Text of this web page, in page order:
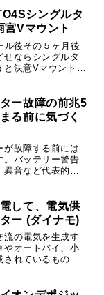
ていたミニカー...
シングルタ
宮Vマウント
ル後その５ヶ月後
せならシングルタ
決意Vマウントで
にあたって、シン
に前置きイン...
ー故障の前兆5
る前に気づく
が故障する前には
。バッテリー警告
音など代表的な
して、電気供
ー (ダイナモ)
流の電気を生成す
やオートバイ、小
されているもの
含めてオルタネー